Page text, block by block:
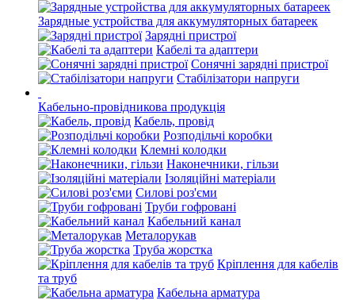
Зарядные устройства для аккумуляторных батареек
Зарядні пристрої
Кабелі та адаптери
Сонячні зарядні пристрої
Стабілізатори напруги
Кабельно-провідникова продукція
Кабель, провід
Розподільчі коробки
Клемні колодки
Наконечники, гільзи
Ізоляційні матеріали
Силові роз'єми
Труби гофровані
Кабельний канал
Металорукав
Труба жорстка
Кріплення для кабелів
та труб
Кабельна арматура